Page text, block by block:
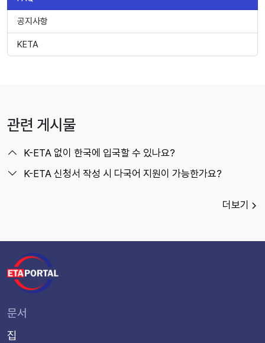
공지사항
KETA
관련 게시물
K-ETA 없이 한국에 입국할 수 있나요?
K-ETA 신청서 작성 시 다국어 지원이 가능한가요?
더보기
문서
집